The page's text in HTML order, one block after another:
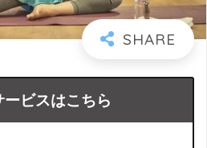
ビスはこちら